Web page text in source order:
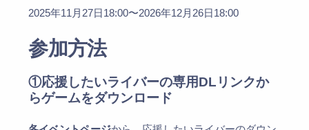
2025年11月27日18:00〜2026年12月26日18:00
参加方法
①応援したいライバーの専用DLリンクか
らゲームをダウンロード